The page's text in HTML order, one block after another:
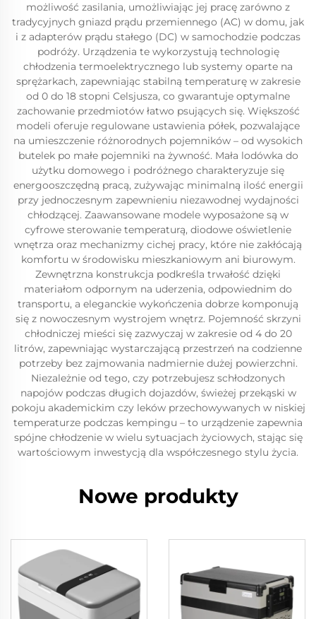
możliwość zasilania, umożliwiając jej pracę zarówno z
tradycyjnych gniazd prądu przemiennego (AC) w domu, jak
i z adapterów prądu stałego (DC) w samochodzie podczas
podróży. Urządzenia te wykorzystują technologię
chłodzenia termoelektrycznego lub systemy oparte na
sprężarkach, zapewniając stabilną temperaturę w zakresie
od 0 do 18 stopni Celsjusza, co gwarantuje optymalne
zachowanie przedmiotów łatwo psujących się. Większość
modeli oferuje regulowane ustawienia półek, pozwalające
na umieszczenie różnorodnych pojemników – od wysokich
butelek po małe pojemniki na żywność. Mała lodówka do
użytku domowego i podróżnego charakteryzuje się
energooszczędną pracą, zużywając minimalną ilość energii
przy jednoczesnym zapewnieniu niezawodnej wydajności
chłodzącej. Zaawansowane modele wyposażone są w
cyfrowe sterowanie temperaturą, diodowe oświetlenie
wnętrza oraz mechanizmy cichej pracy, które nie zakłócają
komfortu w środowisku mieszkaniowym ani biurowym.
Zewnętrzna konstrukcja podkreśla trwałość dzięki
materiałom odpornym na uderzenia, odpowiednim do
transportu, a eleganckie wykończenia dobrze komponują
się z nowoczesnym wystrojem wnętrz. Pojemność skrzyni
chłodniczej mieści się zazwyczaj w zakresie od 4 do 20
litrów, zapewniając wystarczającą przestrzeń na codzienne
potrzeby bez zajmowania nadmiernie dużej powierzchni.
Niezależnie od tego, czy potrzebujesz schłodzonych
napojów podczas długich dojazdów, świeżej przekąski w
pokoju akademickim czy leków przechowywanych w niskiej
temperaturze podczas kempingu – to urządzenie zapewnia
spójne chłodzenie w wielu sytuacjach życiowych, stając się
wartościowym inwestycją dla współczesnego stylu życia.
Nowe produkty